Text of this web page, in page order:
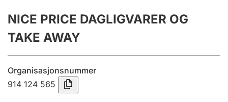
Årsregnskap
Innsending og forsinkelsesgebyr
Tinglysing
NICE PRICE DAGLIGVARER OG
TAKE AWAY
Organisasjonsnummer
914 124 565